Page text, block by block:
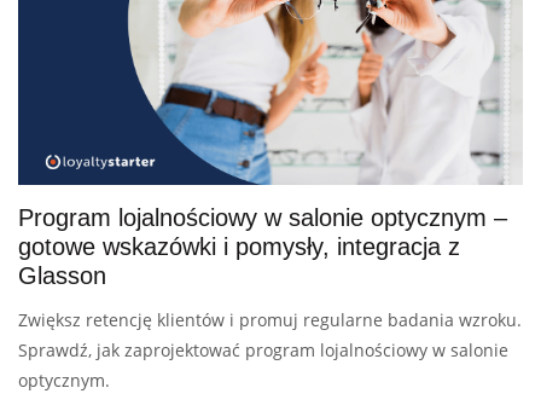
Program lojalnościowy w salonie optycznym –
gotowe wskazówki i pomysły, integracja z
Glasson
Zwiększ retencję klientów i promuj regularne badania wzroku.
Sprawdź, jak zaprojektować program lojalnościowy w salonie
optycznym.